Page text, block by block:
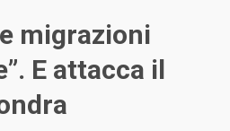
migrazioni
E attacca il